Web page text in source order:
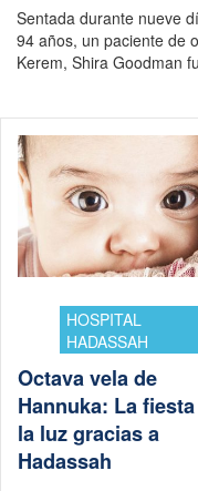
Sentada durante nueve
94 años, un paciente de
Kerem, Shira Goodman
HOSPITAL
HADASSAH
Octava vela de
Hannuka: La
la luz gracias a
Hadassah